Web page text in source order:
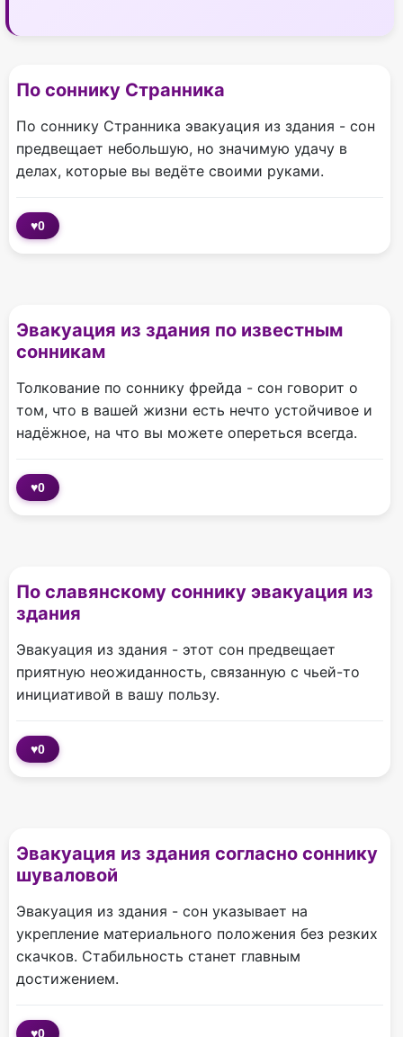
По соннику Странника
По соннику Странника эвакуация из здания - сон
предвещает небольшую, но значимую удачу в
делах, которые вы ведёте своими руками.
♥0
Эвакуация из здания по известным
сонникам
Толкование по соннику фрейда - сон говорит о
том, что в вашей жизни есть нечто устойчивое и
надёжное, на что вы можете опереться всегда.
♥0
По славянскому соннику эвакуация из
здания
Эвакуация из здания - этот сон предвещает
приятную неожиданность, связанную с чьей-то
инициативой в вашу пользу.
♥0
Эвакуация из здания согласно соннику
шуваловой
Эвакуация из здания - сон указывает на
укрепление материального положения без резких
скачков. Стабильность станет главным
достижением.
♥0